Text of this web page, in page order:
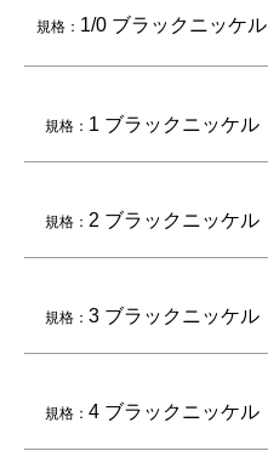
規格： 1/0 ブラックニッケル
規格： 1 ブラックニッケル
規格： 2 ブラックニッケル
規格： 3 ブラックニッケル
規格： 4 ブラックニッケル